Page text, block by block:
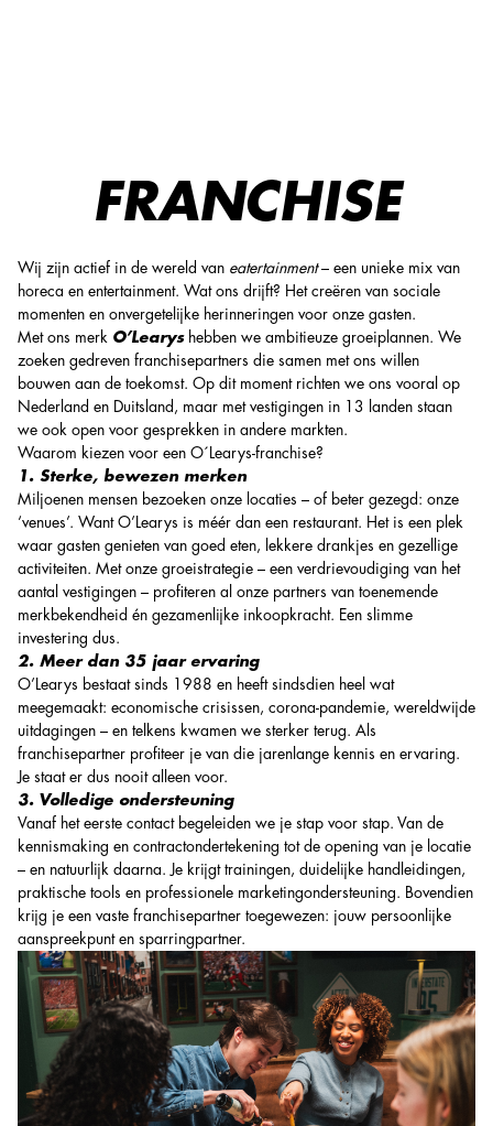
FRANCHISE
Wij zijn actief in de wereld van eatertainment– een unieke mix van
horeca en entertainment. Wat ons drijft? Het creëren van sociale
momenten en onvergetelijke herinneringen voor onze gasten.
Met ons merk O’Learyshebben we ambitieuze groeiplannen. We
zoeken gedreven franchisepartners die samen met ons willen
bouwen aan de toekomst. Op dit moment richten we ons vooral op
Nederland en Duitsland, maar met vestigingen in 13 landen staan
we ook open voor gesprekken in andere markten.
Waarom kiezen voor een O´Learys-franchise?
1. Sterke, bewezen merken
Miljoenen mensen bezoeken onze locaties – of beter gezegd: onze
‘venues’. Want O’Learys is méér dan een restaurant. Het is een plek
waar gasten genieten van goed eten, lekkere drankjes en gezellige
activiteiten. Met onze groeistrategie – een verdrievoudiging van het
aantal vestigingen – profiteren al onze partners van toenemende
merkbekendheid én gezamenlijke inkoopkracht. Een slimme
investering dus.
2. Meer dan 35 jaar ervaring
O’Learys bestaat sinds 1988 en heeft sindsdien heel wat
meegemaakt: economische crisissen, corona-pandemie, wereldwijde
uitdagingen – en telkens kwamen we sterker terug. Als
franchisepartner profiteer je van die jarenlange kennis en ervaring.
Je staat er dus nooit alleen voor.
3. Volledige ondersteuning
Vanaf het eerste contact begeleiden we je stap voor stap. Van de
kennismaking en contractondertekening tot de opening van je locatie
– en natuurlijk daarna. Je krijgt trainingen, duidelijke handleidingen,
praktische tools en professionele marketingondersteuning. Bovendien
krijg je een vaste franchisepartner toegewezen: jouw persoonlijke
aanspreekpunt en sparringpartner.